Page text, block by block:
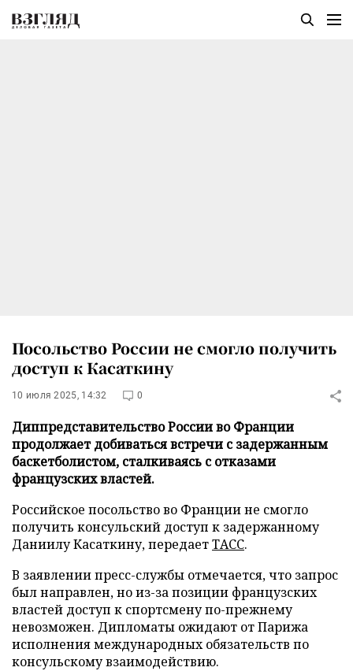
Посольство России не смогло получить
доступ к Касаткину
10 июля 2025, 14:32 0
Диппредставительство России во Франции
продолжает добиваться встречи с задержанным
баскетболистом, сталкиваясь с отказами
французских властей.
Российское посольство во Франции не смогло
получить консульский доступ к задержанному
Даниилу Касаткину, передаетТАСС.
В заявлении пресс-службы отмечается, что запрос
был направлен, но из-за позиции французских
властей доступ к спортсмену по-прежнему
невозможен. Дипломаты ожидают от Парижа
исполнения международных обязательств по
консульскому взаимодействию.